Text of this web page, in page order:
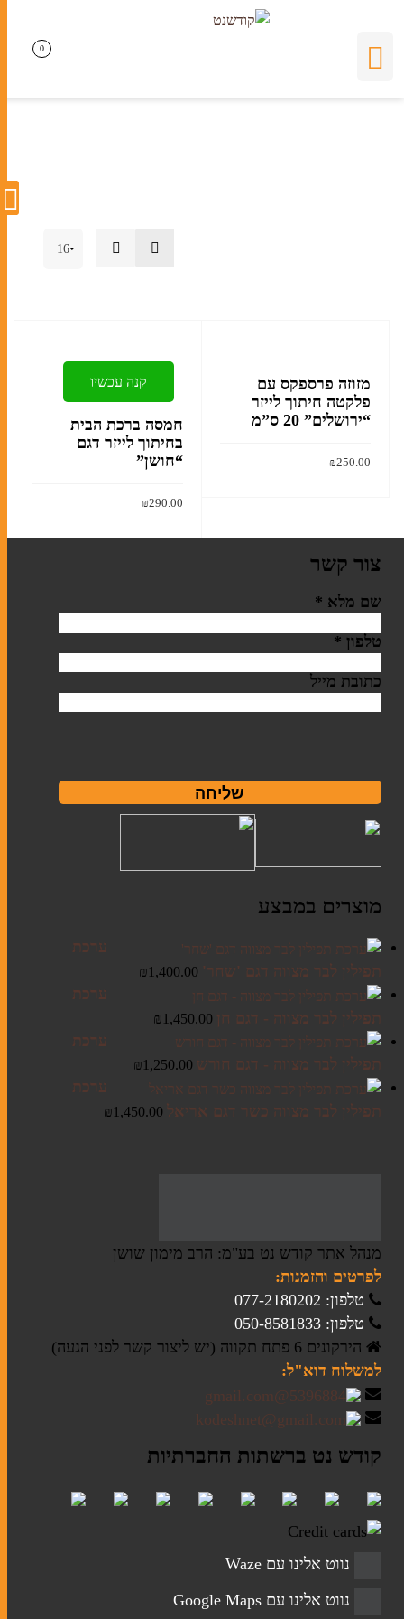
0
קנה עכשיו
חמסה ברכת הבית
בחיתוך לייזר דגם
“חושן”
₪290.00
הוסף לסל
מזוזה פרספקס עם
פלקטה חיתוך לייזר
“ירושלים” 20 ס”מ
₪250.00
צור קשר
שם מלא *
טלפון *
כתובת מייל
שליחה
מוצרים במבצע
ערכת
תפילין לבר מצווה דגם 'שחר'
₪1,400.00
ערכת
תפילין לבר מצווה - דגם חן
₪1,450.00
ערכת
תפילין לבר מצווה - דגם חורש
₪1,250.00
ערכת
תפילין לבר מצווה כשר דגם אריאל
₪1,450.00
מנהל אתר קודש נט בע"מ: הרב מימון שושן
לפרטים והזמנות:
טלפון: 077-2180202
טלפון: 050-8581833
הירקונים 6 פתח תקווה (יש ליצור קשר לפני הגעה)
למשלוח דוא"ל:
קודש נט ברשתות החברתיות
נווט אלינו עם Waze
נווט אלינו עם Google Maps
0
סוגי תפילין
ערכות תפילין לבר מצווה
תיקים לטלית ולתפילין
חתונה
מזכרות לאירועים
מגילות אסתר
פסח
תיקים לטלית ולתפילין